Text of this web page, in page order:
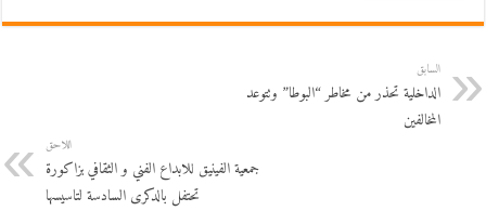
السابق
الداخلية تحذر من مخاطر “البوطا” وتتوعد
المخالفين
اللاحق
جمعية الفينيق للابداع الفني و الثقافي بزاكورة
تحتفل بالدكرى السادسة لتاسيسها